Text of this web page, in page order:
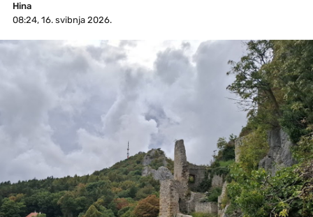
Hina
08:24, 16. svibnja 2026.